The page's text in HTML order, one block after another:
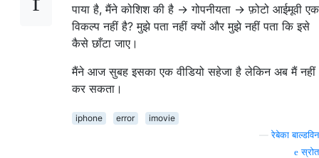
पाया है, मैंने कोशिश की है -> गोपनीयता -> फ़ोटो आईमूवी एक
विकल्प नहीं है? मुझे पता नहीं क्यों और मुझे नहीं पता कि इसे
कैसे छाँटा जाए।
मैंने आज सुबह इसका एक वीडियो सहेजा है लेकिन अब मैं नहीं
कर सकता।
iphone error
imovie
—रेबेका बाल्डविन
स्रोत